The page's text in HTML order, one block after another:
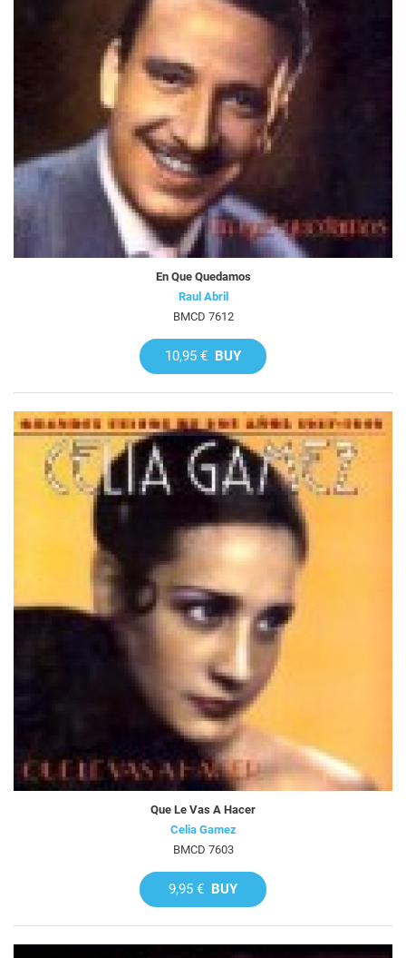
En Que Quedamos
Raul Abril
BMCD 7612
10,95 € BUY
Que Le Vas A Hacer
Celia Gamez
BMCD 7603
9,95 € BUY